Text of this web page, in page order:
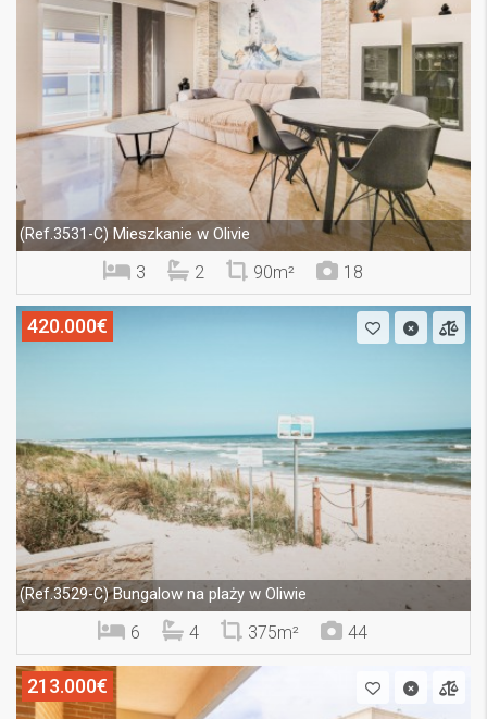
(Ref.3531-C) Mieszkanie w Olivie
3 2 90m² 18
420.000€
(Ref.3529-C)Bungalow na plaży w Oliwie
6 4 375m² 44
213.000€